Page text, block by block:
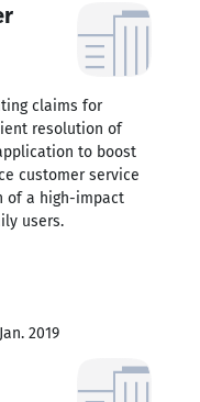
claims for
resolution of
to boost
customer service
of a high-impact
users.
2019